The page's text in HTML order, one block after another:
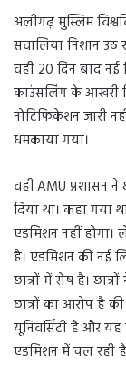
अलीगढ़ मुस्लिम
सवालिया निशान उठ
वही 20 दिन बाद नई
काउंसलिंग के आखरी
नोटिफिकेशन जारी
धमकाया गया।
वहीं AMU प्रशासन
दिया था। कहा गया
एडमिशन नहीं
है। एडमिशन की नई
छात्रों में रोष है।
छात्रों का आरोप है
यूनिवर्सिटी है और
एडमिशन में चल रही